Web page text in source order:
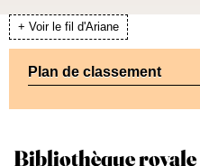
+ Voir le fil d'Ariane
Plan de classement
Bibliothèque royale